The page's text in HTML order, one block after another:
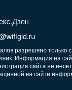
разрешено только
Информация на
сайта не
на сайте